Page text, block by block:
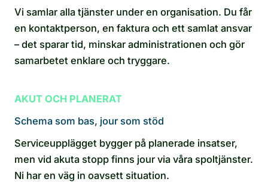
Vi samlar alla tjänster under en organisation. Du får
en kontaktperson, en faktura och ett samlat ansvar
– det sparar tid, minskar administrationen och gör
samarbetet enklare och tryggare.
AKUT OCH PLANERAT
Schema som bas, jour som stöd
Serviceupplägget bygger på planerade insatser,
men vid akuta stopp finns jour via våra spoltjänster.
Ni har en väg in oavsett situation.